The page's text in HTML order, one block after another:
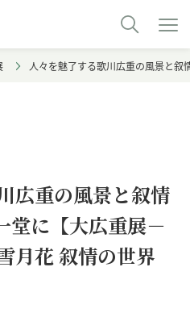
人々を魅了する歌川広重の風景と
広重の風景と叙情
堂に【大広重展－
月花 叙情の世界